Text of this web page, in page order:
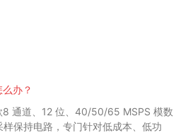
办？
8 通道、12 位、40/50/65 MSPS 模数
保持电路，专门针对低成本、低功